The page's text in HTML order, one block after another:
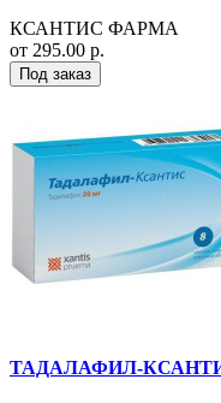
КСАНТИС ФАРМА
от 295.00 р.
Под заказ
ТАДАЛАФИЛ-